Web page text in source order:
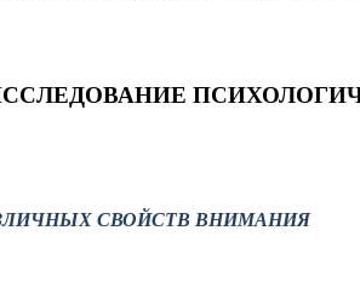
СВОЙСТВ ВНИМАНИЯ